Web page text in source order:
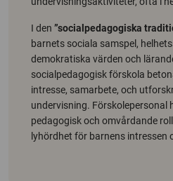
I den ”socialpedagogiska
barnets sociala samspel,
demokratiska värden och
socialpedagogisk förskola
intresse, samarbete, och
undervisning. Förskolepersonal
pedagogisk och omvårdande
lyhördhet för barnens intressen